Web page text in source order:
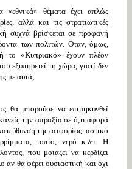
θέματα έχει απλώς
αλλά και τις στρατιωτικές
συχνά βρίσκεται σε προφανή
των πολιτών. Οταν, όμως,
το «Κυπριακό» έχουν πλέον
εξυπηρετεί τη χώρα, γιατί δεν
με αυτά;
θα μπορούσε να επιμηκυνθεί
την απραξία σε ό,τι αφορά
της αειφορίας: αστικό
τοπίο, νερό κ.λπ. Η
που μοιάζει να κερδίζει
αν θα φέρει ουσιαστική και όχι